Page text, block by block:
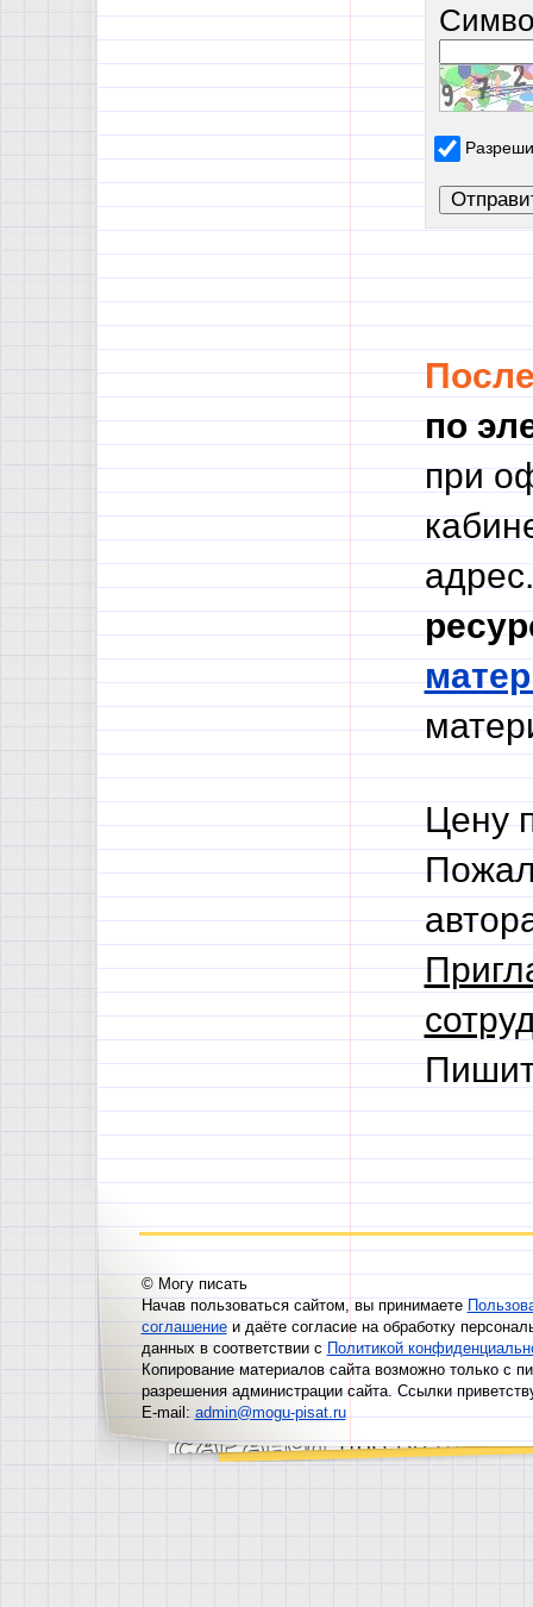
по
при
Цену
© Могу писать
Начав пользоваться сайтом, вы принимаете
соглашениеи даёте согласие на обработку
данных в соответствии сПолитикой
Копирование материалов сайта возможно только с
разрешения администрации сайта. Ссылки
E-mail:admin@mogu-pisat.ru